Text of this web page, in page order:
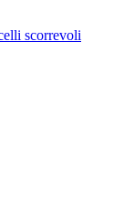
scorrevoli